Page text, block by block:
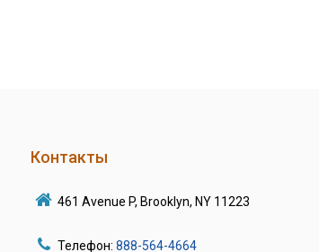
Контакты
461 Avenue P, Brooklyn, NY 11223
Телефон: 888-564-4664